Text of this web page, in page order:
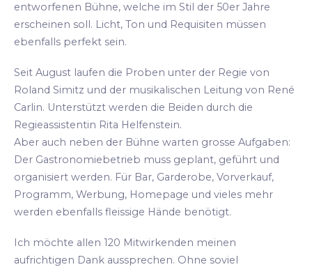
entworfenen Bühne, welche im Stil der 50er Jahre
erscheinen soll. Licht, Ton und Requisiten müssen
ebenfalls perfekt sein.
Seit August laufen die Proben unter der Regie von
Roland Simitz und der musikalischen Leitung von René
Carlin. Unterstützt werden die Beiden durch die
Regieassistentin Rita Helfenstein.
Aber auch neben der Bühne warten grosse Aufgaben:
Der Gastronomiebetrieb muss geplant, geführt und
organisiert werden. Für Bar, Garderobe, Vorverkauf,
Programm, Werbung, Homepage und vieles mehr
werden ebenfalls fleissige Hände benötigt.
Ich möchte allen 120 Mitwirkenden meinen
aufrichtigen Dank aussprechen. Ohne soviel